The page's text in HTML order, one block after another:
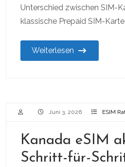
Unterschied zwischen SIM-
klassische Prepaid SIM-
Weiterlesen
Juni 3, 2026 ESIM
Kanada eSIM
Schritt-für-